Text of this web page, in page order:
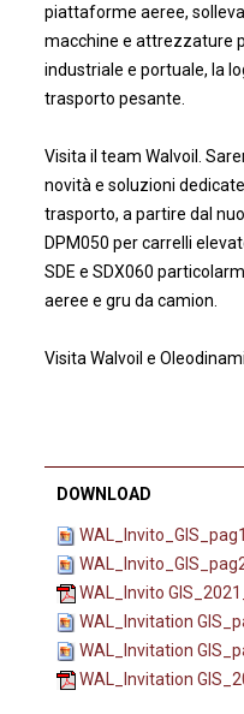
piattaforme aeree,
macchine e attrezzature
industriale e portuale, la
trasporto pesante.
Visita il team Walvoil.
novità e soluzioni
trasporto, a partire dal
DPM050 per carrelli
SDE e SDX060
aeree e gru da camion.
Visita Walvoil e
DOWNLOAD
WAL_Invito
WAL_Invitation
WAL_Invitation
WAL_Invitation